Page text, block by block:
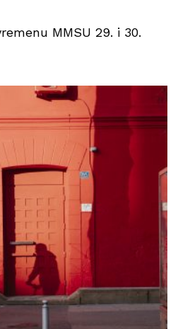
MMSU 29. i 30.